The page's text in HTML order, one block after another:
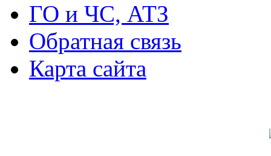
ГО и ЧС, АТЗ
Обратная связь
Карта сайта